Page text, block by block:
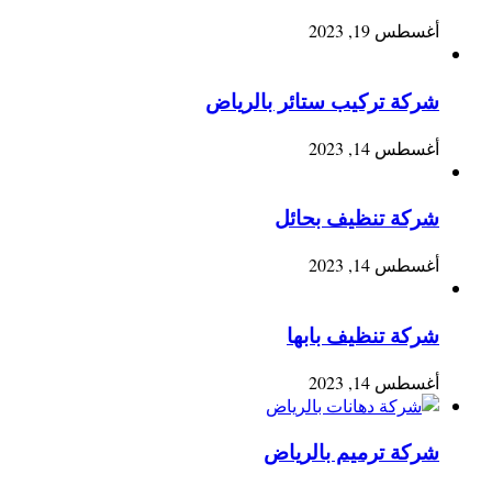
أغسطس 19, 2023
شركة تركيب ستائر بالرياض
أغسطس 14, 2023
شركة تنظيف بحائل
أغسطس 14, 2023
شركة تنظيف بابها
أغسطس 14, 2023
شركة ترميم بالرياض